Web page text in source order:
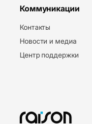
Коммуникации
Контакты
Новости и медиа
Центр поддержки